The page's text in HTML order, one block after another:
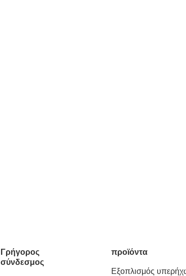
Γρήγορος
σύνδεσμος
προϊόντα
Εξοπλισμός